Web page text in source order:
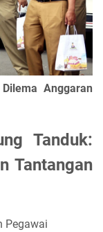
Anggaran
Tanduk:
Tantangan
Pegawai